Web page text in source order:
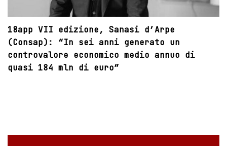
18app VII edizione, Sanasi d’Arpe
(Consap): “In sei anni generato un
controvalore economico medio annuo di
quasi 184 mln di euro”